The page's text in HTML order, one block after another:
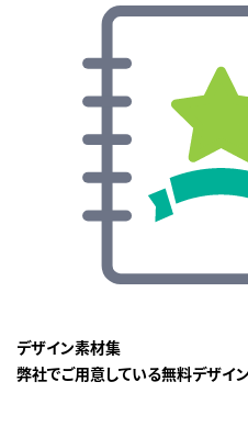
デザイン素材集
弊社でご用意している無料デザイ